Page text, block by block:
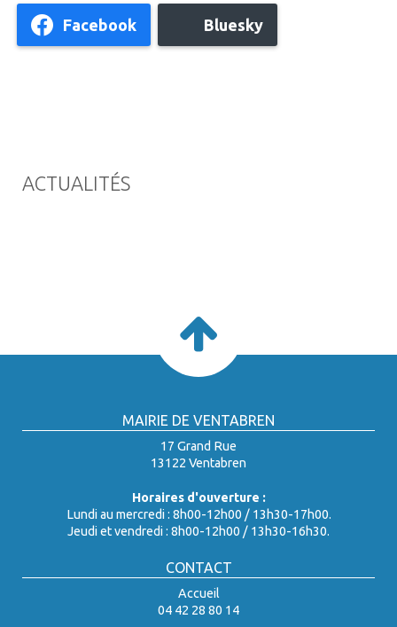
Facebook Bluesky
ACTUALITÉS
MAIRIE DE VENTABREN
17 Grand Rue
13122 Ventabren
Horaires d'ouverture :
Lundi au mercredi : 8h00-12h00 / 13h30-17h00.
Jeudi et vendredi : 8h00-12h00 / 13h30-16h30.
CONTACT
Accueil
04 42 28 80 14